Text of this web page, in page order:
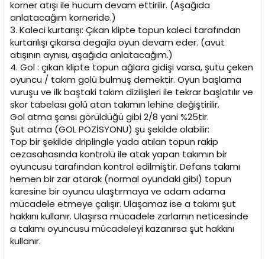
korner atışı ile hucum devam ettirilir. (Aşağıda
anlatacağım korneride.)
3. Kaleci kurtarışı: Çıkan klipte topun kaleci tarafından
kurtarılışı çıkarsa degajla oyun devam eder. (avut
atışının aynısı, aşağıda anlatacağım.)
4. Gol : çıkan klipte topun ağlara gidişi varsa, şutu çeken
oyuncu / takım golü bulmuş demektir. Oyun başlama
vuruşu ve ilk baştaki takım dizilişleri ile tekrar başlatılır ve
skor tabelası golü atan takımın lehine değiştirilir.
Gol atma şansı görüldüğü gibi 2/8 yani %25tir.
Şut atma (GOL POZİSYONU) şu şekilde olabilir:
Top bir şekilde driplingle yada atılan topun rakip
cezasahasında kontrolü ile atak yapan takımın bir
oyuncusu tarafından kontrol edilmiştir. Defans takımı
hemen bir zar atarak (normal oyundaki gibi) topun
karesine bir oyuncu ulaştırmaya ve adam adama
mücadele etmeye çalışır. Ulaşamaz ise a takımı şut
hakkını kullanır. Ulaşırsa mücadele zarlarnın neticesinde
a takımı oyuncusu mücadeleyi kazanırsa şut hakkını
kullanır.